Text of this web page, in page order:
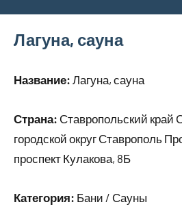
Лагуна, сауна
Название: Лагуна, сауна
Страна: Ставропольский край
городской округ Ставрополь
проспект Кулакова, 8Б
Категория: Бани / Сауны